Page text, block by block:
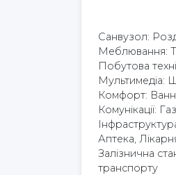
Cанвузол:
Меблювання:
Побутова
Мультимедіа:
Комфорт:
Комунікації:
Аптека,
Залізнична
транспорту